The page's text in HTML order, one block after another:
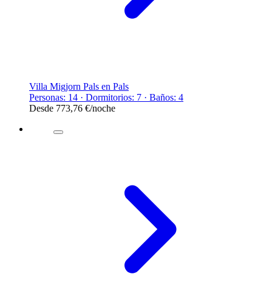
Villa Migjorn Pals en Pals
Personas: 14 · Dormitorios: 7 · Baños: 4
Desde 773,76 €/noche